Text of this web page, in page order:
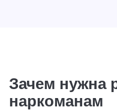
Зачем нужна
наркоманам